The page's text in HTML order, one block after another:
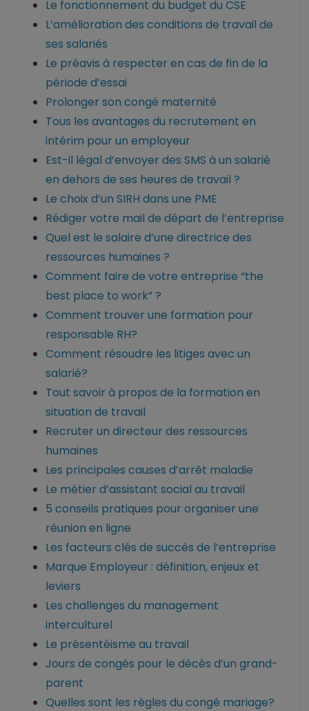
Le fonctionnement du budget du CSE
L’amélioration des conditions de travail de
ses salariés
Le préavis à respecter en cas de fin de la
période d’essai
Prolonger son congé maternité
Tous les avantages du recrutement en
intérim pour un employeur
Est-il légal d’envoyer des SMS à un salarié
en dehors de ses heures de travail ?
Le choix d’un SIRH dans une PME
Rédiger votre mail de départ de l’entreprise
Quel est le salaire d’une directrice des
ressources humaines ?
Comment faire de votre entreprise “the
best place to work” ?
Comment trouver une formation pour
responsable RH?
Comment résoudre les litiges avec un
salarié?
Tout savoir à propos de la formation en
situation de travail
Recruter un directeur des ressources
humaines
Les principales causes d’arrêt maladie
Le métier d’assistant social au travail
5 conseils pratiques pour organiser une
réunion en ligne
Les facteurs clés de succès de l’entreprise
Marque Employeur : définition, enjeux et
leviers
Les challenges du management
interculturel
Le présentéisme au travail
Jours de congés pour le décès d’un grand-
parent
Quelles sont les règles du congé mariage?